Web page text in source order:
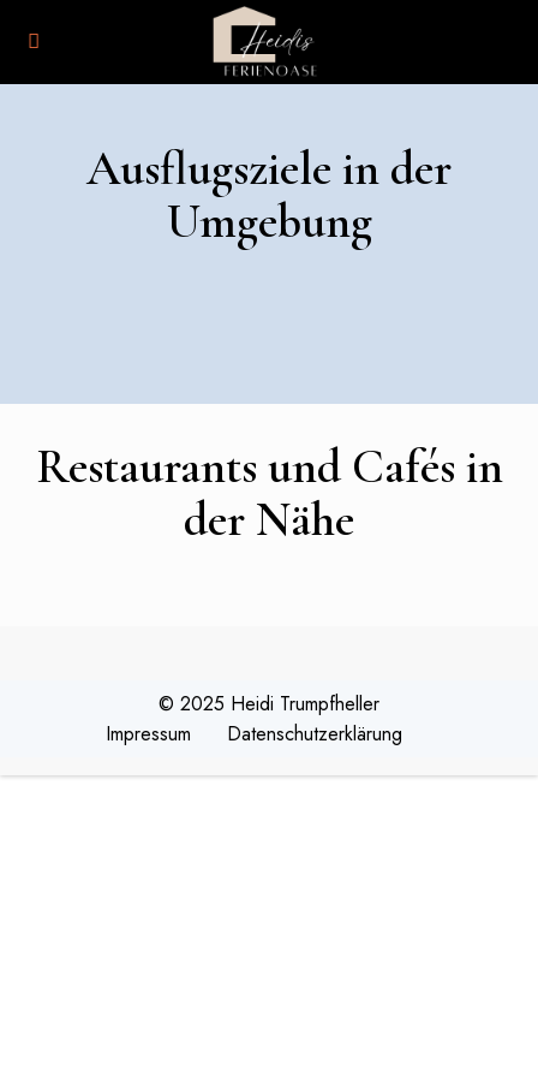
Ausflugsziele in der
Umgebung
Restaurants und Cafés in
der Nähe
© 2025 Heidi Trumpfheller
Impressum
Datenschutzerklärung